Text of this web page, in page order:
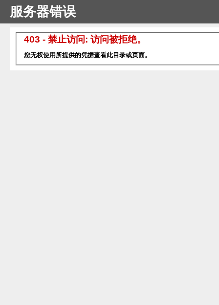
服务器错误
403 - 禁止访问: 访问被拒绝。
您无权使用所提供的凭据查看此目录或页面。